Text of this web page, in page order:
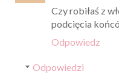
Czy robiłaś z
podcięcia
Odpowiedz
Odpowiedzi